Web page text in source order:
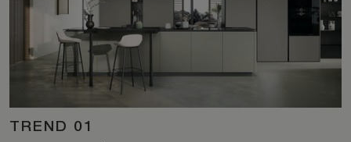
TREND 01